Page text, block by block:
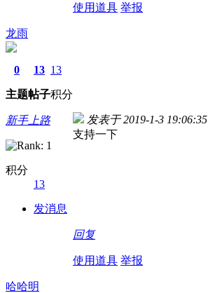
使用道具 举报
龙雨
0
主题
13
帖子
13
积分
新手上路
积分
13
发消息
发表于 2019-1-3 19:06:35
支持一下
回复
使用道具 举报
哈哈明